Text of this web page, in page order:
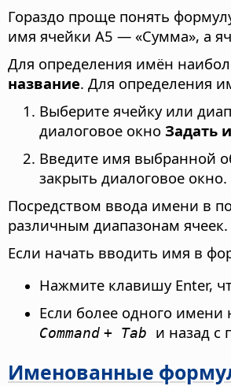
Гораздо проще понять
имя ячейки A5 — «Сумма», а
Для определения имён
название. Для определения
Выберите ячейку или
диалоговое окно Задать
Введите имя выбранной
закрыть диалоговое окно.
Посредством ввода имени в
различным диапазонам ячеек.
Если начать вводить имя в
Нажмите клавишу Enter,
Если более одного
Command + Tab и назад
Именованные